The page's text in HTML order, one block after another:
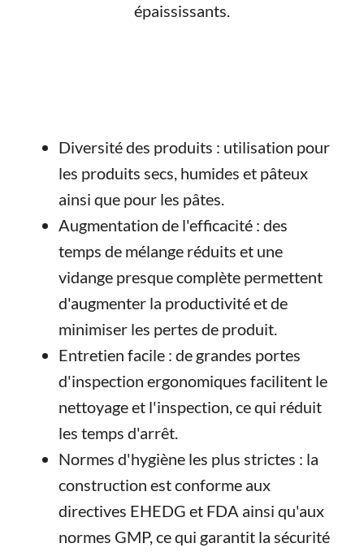
épaississants.
Diversité des produits : utilisation pour
les produits secs, humides et pâteux
ainsi que pour les pâtes.
Augmentation de l'efficacité : des
temps de mélange réduits et une
vidange presque complète permettent
d'augmenter la productivité et de
minimiser les pertes de produit.
Entretien facile : de grandes portes
d'inspection ergonomiques facilitent le
nettoyage et l'inspection, ce qui réduit
les temps d'arrêt.
Normes d'hygiène les plus strictes : la
construction est conforme aux
directives EHEDG et FDA ainsi qu'aux
normes GMP, ce qui garantit la sécurité